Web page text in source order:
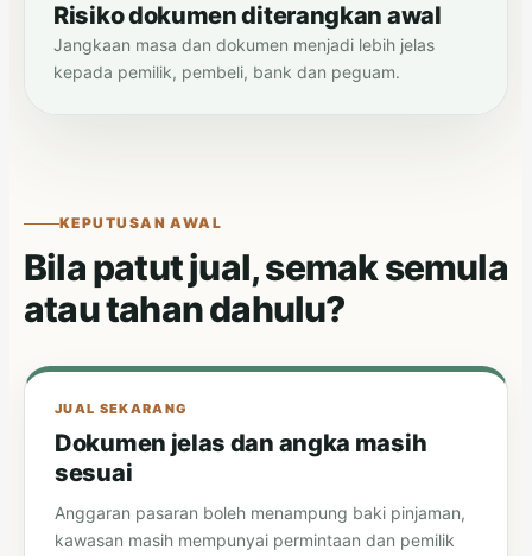
Risiko dokumen diterangkan awal
Jangkaan masa dan dokumen menjadi lebih jelas
kepada pemilik, pembeli, bank dan peguam.
KEPUTUSAN AWAL
Bila patut jual, semak semula
atau tahan dahulu?
JUAL SEKARANG
Dokumen jelas dan angka masih
sesuai
Anggaran pasaran boleh menampung baki pinjaman,
kawasan masih mempunyai permintaan dan pemilik